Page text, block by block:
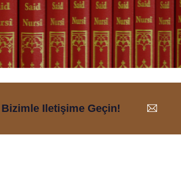
Iletişime Geçin!